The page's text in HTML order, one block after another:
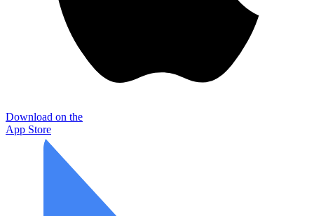
Download on the
App Store